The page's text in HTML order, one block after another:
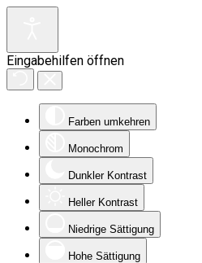
Eingabehilfen öffnen
Farben umkehren
Monochrom
Dunkler Kontrast
Heller Kontrast
Niedrige Sättigung
Hohe Sättigung